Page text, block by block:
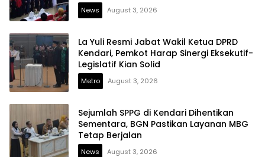
News August 3, 2026
La Yuli Resmi Jabat Wakil Ketua DPRD
Kendari, Pemkot Harap Sinergi Eksekutif-
Legislatif Kian Solid
Metro August 3, 2026
Sejumlah SPPG di Kendari Dihentikan
Sementara, BGN Pastikan Layanan MBG
Tetap Berjalan
News August 3, 2026